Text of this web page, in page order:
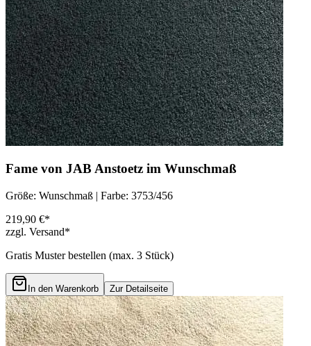
Fame von JAB Anstoetz im Wunschmaß
Größe: Wunschmaß | Farbe: 3753/456
219,90 €*
zzgl. Versand*
Gratis Muster bestellen (max. 3 Stück)
In den Warenkorb Zur Detailseite